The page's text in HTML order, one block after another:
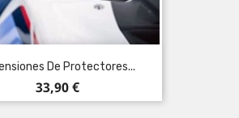
De Protectores...
Precio
33,90 €